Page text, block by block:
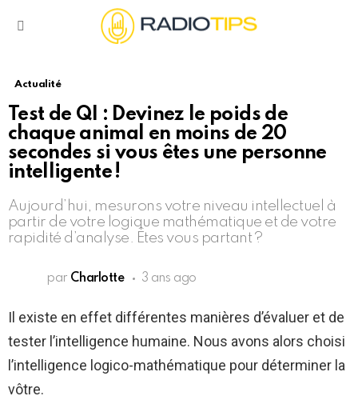
Actualité
Test de QI : Devinez le poids de
chaque animal en moins de 20
secondes si vous êtes une personne
intelligente !
Aujourd’hui, mesurons votre niveau intellectuel à
partir de votre logique mathématique et de votre
rapidité d’analyse. Êtes vous partant ?
par Charlotte 3 ans ago
Il existe en effet différentes manières d’évaluer et de
tester l’intelligence humaine. Nous avons alors choisi
l’intelligence logico-mathématique pour déterminer la
vôtre.